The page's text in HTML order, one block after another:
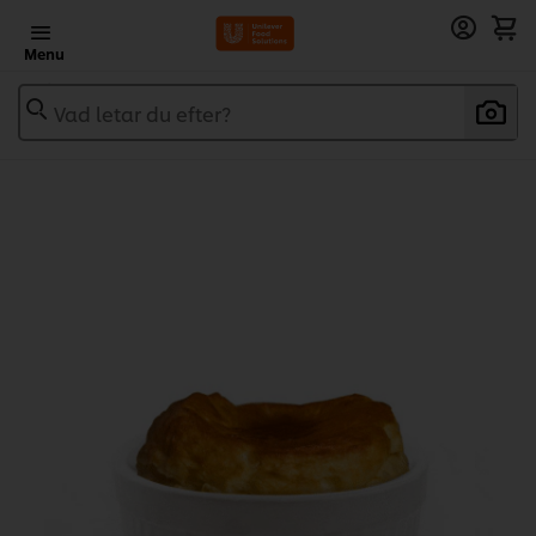
Menu
Vad letar du efter?